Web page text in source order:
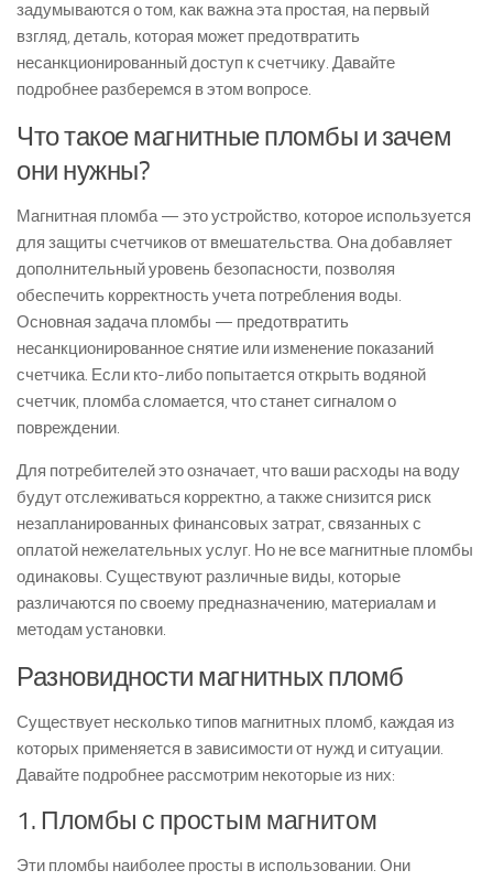
задумываются о том, как важна эта простая, на первый
взгляд, деталь, которая может предотвратить
несанкционированный доступ к счетчику. Давайте
подробнее разберемся в этом вопросе.
Что такое магнитные пломбы и зачем
они нужны?
Магнитная пломба — это устройство, которое используется
для защиты счетчиков от вмешательства. Она добавляет
дополнительный уровень безопасности, позволяя
обеспечить корректность учета потребления воды.
Основная задача пломбы — предотвратить
несанкционированное снятие или изменение показаний
счетчика. Если кто-либо попытается открыть водяной
счетчик, пломба сломается, что станет сигналом о
повреждении.
Для потребителей это означает, что ваши расходы на воду
будут отслеживаться корректно, а также снизится риск
незапланированных финансовых затрат, связанных с
оплатой нежелательных услуг. Но не все магнитные пломбы
одинаковы. Существуют различные виды, которые
различаются по своему предназначению, материалам и
методам установки.
Разновидности магнитных пломб
Существует несколько типов магнитных пломб, каждая из
которых применяется в зависимости от нужд и ситуации.
Давайте подробнее рассмотрим некоторые из них:
1. Пломбы с простым магнитом
Эти пломбы наиболее просты в использовании. Они